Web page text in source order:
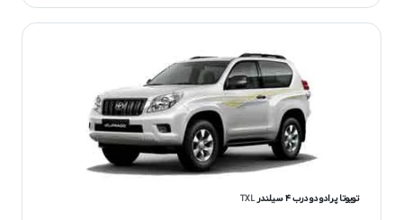
تویوتا پرادو دو درب ۴ سیلندر TXL